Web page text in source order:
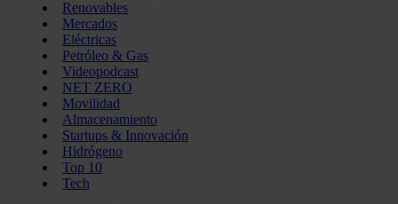
Renovables
Mercados
Eléctricas
Petróleo & Gas
Videopodcast
NET ZERO
Movilidad
Almacenamiento
Startups & Innovación
Hidrógeno
Top 10
Tech